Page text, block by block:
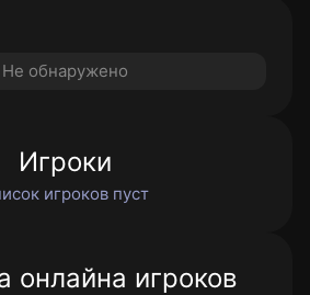
Не обнаружено
Игроки
игроков пуст
онлайна игроков